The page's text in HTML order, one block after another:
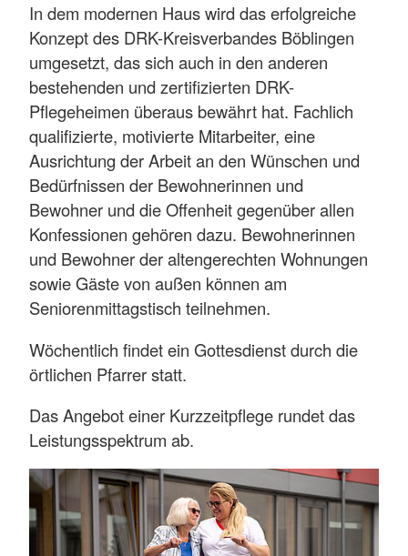
In dem modernen Haus wird das erfolgreiche
Konzept des DRK-Kreisverbandes Böblingen
umgesetzt, das sich auch in den anderen
bestehenden und zertifizierten DRK-
Pflegeheimen überaus bewährt hat. Fachlich
qualifizierte, motivierte Mitarbeiter, eine
Ausrichtung der Arbeit an den Wünschen und
Bedürfnissen der Bewohnerinnen und
Bewohner und die Offenheit gegenüber allen
Konfessionen gehören dazu. Bewohnerinnen
und Bewohner der altengerechten Wohnungen
sowie Gäste von außen können am
Seniorenmittagstisch teilnehmen.
Wöchentlich findet ein Gottesdienst durch die
örtlichen Pfarrer statt.
Das Angebot einer Kurzzeitpflege rundet das
Leistungsspektrum ab.